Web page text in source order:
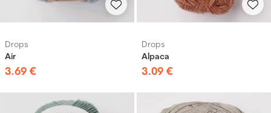
Drops
Air
3.69 €
Drops
Alpaca
3.09 €